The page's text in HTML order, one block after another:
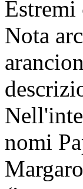
Nota
nomi